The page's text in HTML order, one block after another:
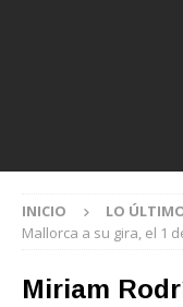
INICIO LO
Mallorca a su gira, el 1
Miriam